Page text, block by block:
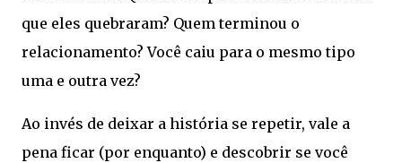
que eles quebraram? Quem terminou o
relacionamento? Você caiu para o mesmo tipo
uma e outra vez?
Ao invés de deixar a história se repetir, vale a
pena ficar (por enquanto) e descobrir se você